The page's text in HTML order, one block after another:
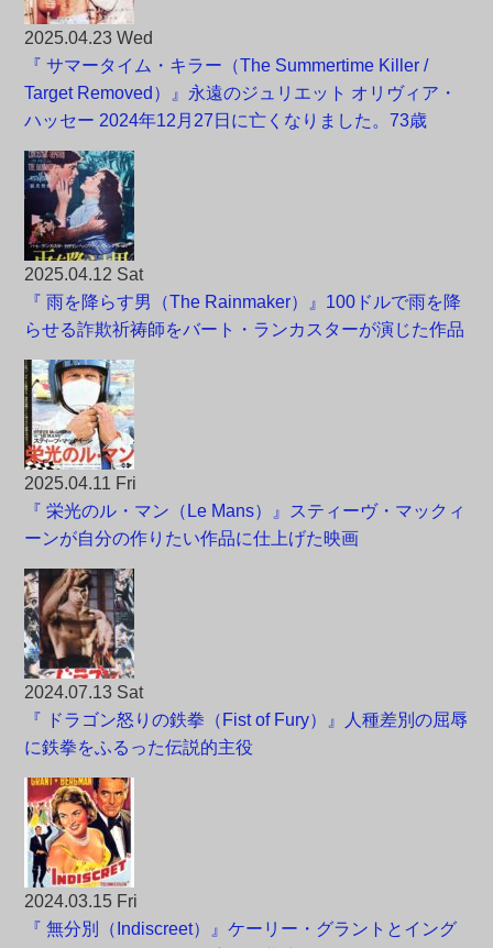
2025.04.23 Wed
『 サマータイム・キラー（The Summertime Killer /
Target Removed）』永遠のジュリエット オリヴィア・
ハッセー 2024年12月27日に亡くなりました。73歳
2025.04.12 Sat
『 雨を降らす男（The Rainmaker）』100ドルで雨を降
らせる詐欺祈祷師をバート・ランカスターが演じた作品
2025.04.11 Fri
『 栄光のル・マン（Le Mans）』スティーヴ・マックィ
ーンが自分の作りたい作品に仕上げた映画
2024.07.13 Sat
『 ドラゴン怒りの鉄拳（Fist of Fury）』人種差別の屈辱
に鉄拳をふるった伝説的主役
2024.03.15 Fri
『 無分別（Indiscreet）』ケーリー・グラントとイング